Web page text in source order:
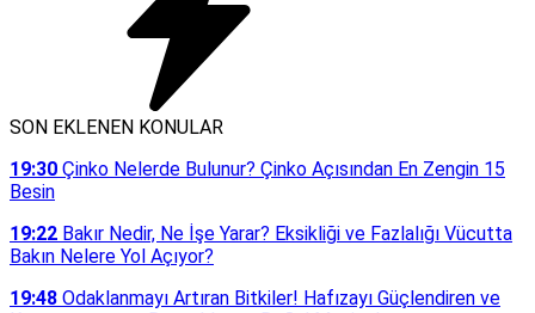
SON EKLENEN KONULAR
19:30 Çinko Nelerde Bulunur? Çinko Açısından En Zengin 15
Besin
19:22 Bakır Nedir, Ne İşe Yarar? Eksikliği ve Fazlalığı Vücutta
Bakın Nelere Yol Açıyor?
19:48 Odaklanmayı Artıran Bitkiler! Hafızayı Güçlendiren ve